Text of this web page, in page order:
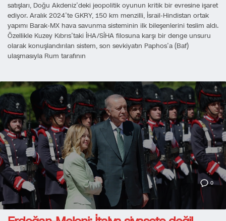
satışları, Doğu Akdeniz’deki jeopolitik oyunun kritik bir evresine işaret
ediyor. Aralık 2024’te GKRY, 150 km menzilli, İsrail-Hindistan ortak
yapımı Barak-MX hava savunma sisteminin ilk bileşenlerini teslim aldı.
Özellikle Kuzey Kıbrıs’taki İHA/SİHA filosuna karşı bir denge unsuru
olarak konuşlandırılan sistem, son sevkiyatın Paphos’a (Baf)
ulaşmasıyla Rum tarafının
0